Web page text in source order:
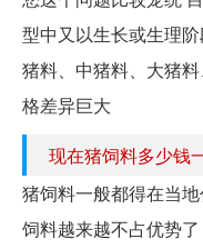
型中又以生长或生理
猪料、中猪料、大猪
格差异巨大
现在猪饲料多少钱
猪饲料一般都得在当
饲料越来越不占优势